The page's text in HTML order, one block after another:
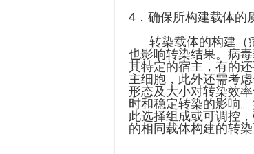
4．确保所构建载体的
转染载体的构建（病
也影响转染结果。病
其特定的宿主，有的
主细胞，此外还需考
形态及大小对转染效
时和稳定转染的影响
此选择组成或可调控
的相同载体构建的转